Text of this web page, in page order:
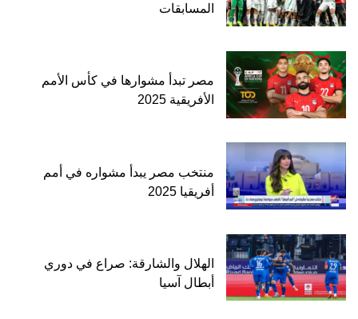
المسابقات
مصر تبدأ مشوارها في كأس الأمم
الأفريقية 2025
منتخب مصر يبدأ مشواره في أمم
أفريقيا 2025
الهلال والشارقة: صراع في دوري
أبطال آسيا